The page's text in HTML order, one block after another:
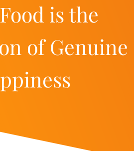
is the
of Genuine